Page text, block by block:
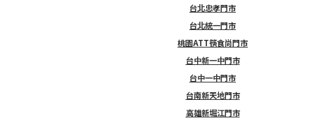
台北忠孝門市
台北統一門市
桃園ATT筷食尚門市
台中新一中門市
台中一中門市
台南新天地門市
高雄新堀江門市